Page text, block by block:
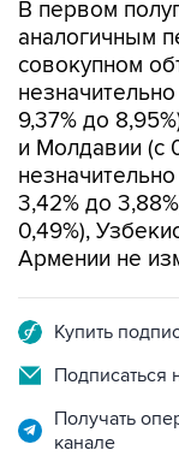
совокупном
9,37% до
и Молдавии (с
3,42% до
0,49%),
Армении не
Подписаться
Получать